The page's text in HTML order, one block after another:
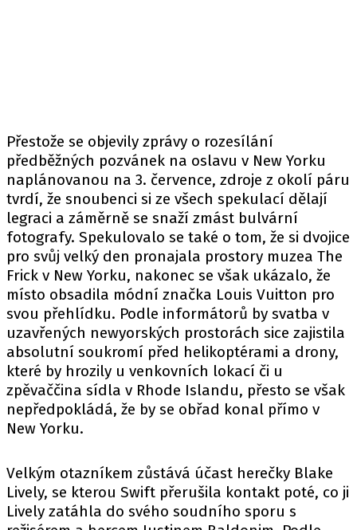
Přestože se objevily zprávy o rozesílání
předběžných pozvánek na oslavu v New Yorku
naplánovanou na 3. července, zdroje z okolí páru
tvrdí, že snoubenci si ze všech spekulací dělají
legraci a záměrně se snaží zmást bulvární
fotografy. Spekulovalo se také o tom, že si dvojice
pro svůj velký den pronajala prostory muzea The
Frick v New Yorku, nakonec se však ukázalo, že
místo obsadila módní značka Louis Vuitton pro
svou přehlídku. Podle informátorů by svatba v
uzavřených newyorských prostorách sice zajistila
absolutní soukromí před helikoptérami a drony,
které by hrozily u venkovních lokací či u
zpěvaččina sídla v Rhode Islandu, přesto se však
nepředpokládá, že by se obřad konal přímo v
New Yorku.
Velkým otazníkem zůstává účast herečky Blake
Lively, se kterou Swift přerušila kontakt poté, co ji
Lively zatáhla do svého soudního sporu s